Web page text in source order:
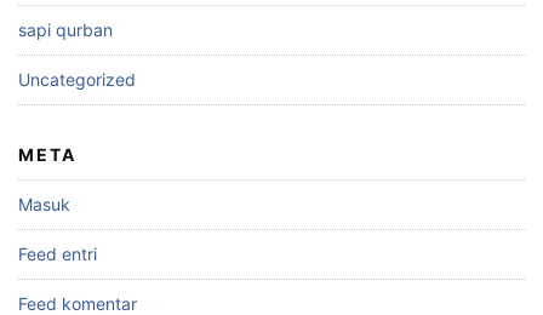
sapi qurban
Uncategorized
META
Masuk
Feed entri
Feed komentar